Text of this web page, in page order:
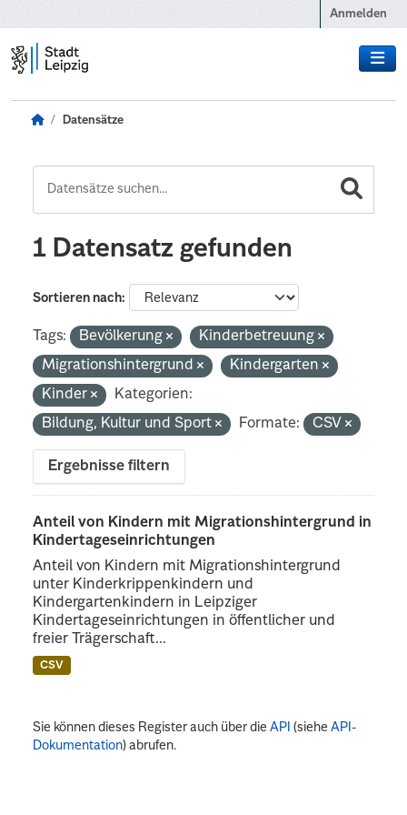
Anmelden
Datensätze
1 Datensatz gefunden
Sortieren nach
Tags: Bevölkerung
Kinderbetreuung
Migrationshintergrund
Kindergarten
Kinder
Kategorien:
Bildung, Kultur und Sport
Formate: CSV
Ergebnisse filtern
Anteil von Kindern mit Migrationshintergrund in
Kindertageseinrichtungen
Anteil von Kindern mit Migrationshintergrund
unter Kinderkrippenkindern und
Kindergartenkindern in Leipziger
Kindertageseinrichtungen in öffentlicher und
freier Trägerschaft...
CSV
Sie können dieses Register auch über dieAPI (sieheAPI-
Dokumentation) abrufen.